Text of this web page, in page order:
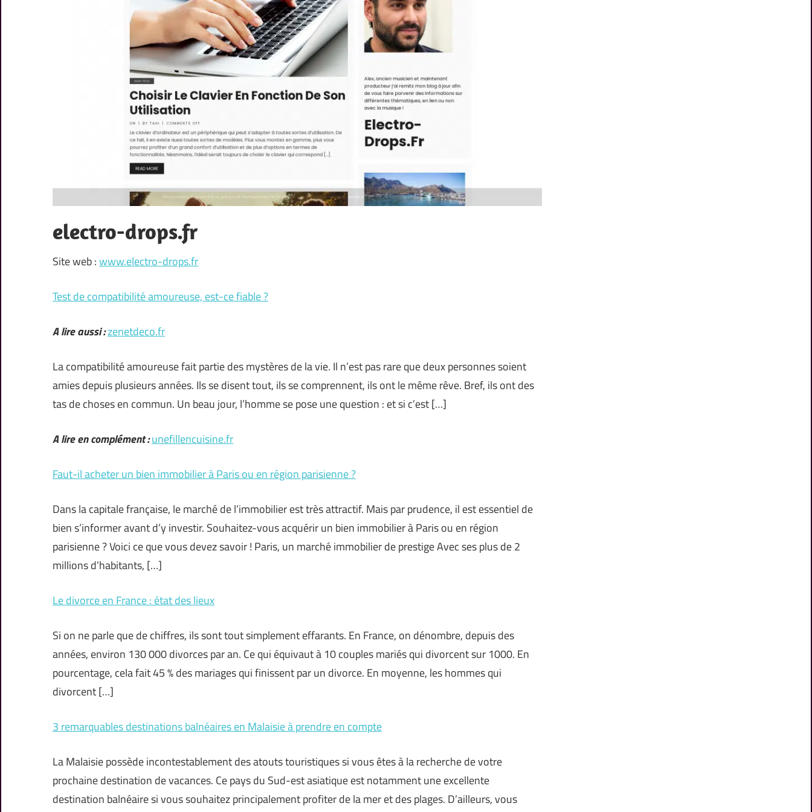
electro-drops.fr
Site web :www.electro-drops.fr
Test de compatibilité amoureuse, est-ce fiable ?
A lire aussi :zenetdeco.fr
La compatibilité amoureuse fait partie des mystères de la vie. Il n’est pas rare que deux personnes soient
amies depuis plusieurs années. Ils se disent tout, ils se comprennent, ils ont le même rêve. Bref, ils ont des
tas de choses en commun. Un beau jour, l’homme se pose une question : et si c’est […]
A lire en complément :unefillencuisine.fr
Faut-il acheter un bien immobilier à Paris ou en région parisienne ?
Dans la capitale française, le marché de l’immobilier est très attractif. Mais par prudence, il est essentiel de
bien s’informer avant d’y investir. Souhaitez-vous acquérir un bien immobilier à Paris ou en région
parisienne ? Voici ce que vous devez savoir ! Paris, un marché immobilier de prestige Avec ses plus de 2
millions d’habitants, […]
Le divorce en France : état des lieux
Si on ne parle que de chiffres, ils sont tout simplement effarants. En France, on dénombre, depuis des
années, environ 130 000 divorces par an. Ce qui équivaut à 10 couples mariés qui divorcent sur 1000. En
pourcentage, cela fait 45 % des mariages qui finissent par un divorce. En moyenne, les hommes qui
divorcent […]
3 remarquables destinations balnéaires en Malaisie à prendre en compte
La Malaisie possède incontestablement des atouts touristiques si vous êtes à la recherche de votre
prochaine destination de vacances. Ce pays du Sud-est asiatique est notamment une excellente
destination balnéaire si vous souhaitez principalement profiter de la mer et des plages. D’ailleurs, vous